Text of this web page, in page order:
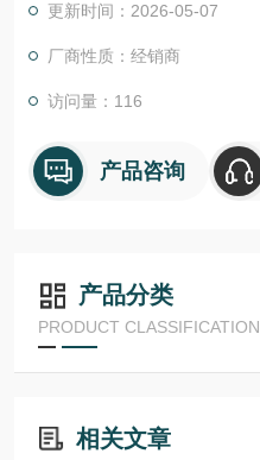
更新时间：2026-05-07
厂商性质：经销商
访问量：116
产品咨询
产品分类
PRODUCT CLASSIFICATION
相关文章